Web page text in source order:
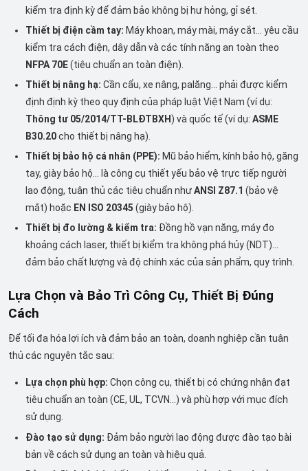
kiểm tra định kỳ để đảm bảo không bị hư hỏng, gỉ sét.
Thiết bị điện cầm tay: Máy khoan, máy mài, máy cắt... yêu cầu
kiểm tra cách điện, dây dẫn và các tính năng an toàn theo
NFPA 70E(tiêu chuẩn an toàn điện).
Thiết bị nâng hạ: Cần cẩu, xe nâng, palăng... phải được kiểm
định định kỳ theo quy định của pháp luật Việt Nam (ví dụ:
Thông tư 05/2014/TT-BLĐTBXH ) và quốc tế (ví dụ:ASME
B30.20cho thiết bị nâng hạ).
Thiết bị bảo hộ cá nhân (PPE): Mũ bảo hiểm, kính bảo hộ, găng
tay, giày bảo hộ... là công cụ thiết yếu bảo vệ trực tiếp người
lao động, tuân thủ các tiêu chuẩn nhưANSI Z87.1 (bảo vệ
mắt) hoặc EN ISO 20345 (giày bảo hộ).
Thiết bị đo lường & kiểm tra: Đồng hồ vạn năng, máy đo
khoảng cách laser, thiết bị kiểm tra không phá hủy (NDT)...
đảm bảo chất lượng và độ chính xác của sản phẩm, quy trình.
Lựa Chọn và Bảo Trì Công Cụ, Thiết Bị Đúng
Cách
Để tối đa hóa lợi ích và đảm bảo an toàn, doanh nghiệp cần tuân
thủ các nguyên tắc sau:
Lựa chọn phù hợp: Chọn công cụ, thiết bị có chứng nhận đạt
tiêu chuẩn an toàn (CE, UL, TCVN...) và phù hợp với mục đích
sử dụng.
Đào tạo sử dụng: Đảm bảo người lao động được đào tạo bài
bản về cách sử dụng an toàn và hiệu quả.